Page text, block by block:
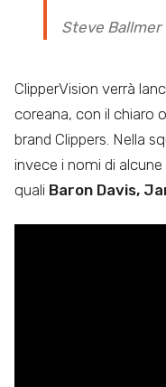
Steve Ballmer
ClipperVision verrà
coreana, con il chiaro
brand Clippers. Nella
invece i nomi di
quali Baron Davis,